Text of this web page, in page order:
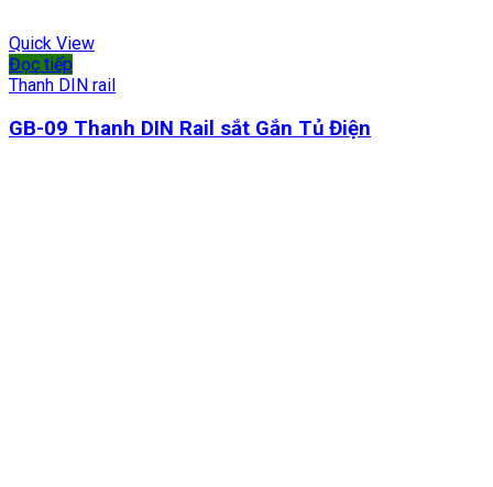
Quick View
Đọc tiếp
Thanh DIN rail
GB-09 Thanh DIN Rail sắt Gắn Tủ Điện